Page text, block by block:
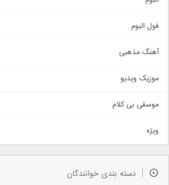
اجتماعی
حماسی
سنتی
اهنگ بندرعباسی
دمو
مذهبی
جدیدترین ها
فول البوم
آهنگ مذهبی
موزیک ویدیو
موسقی بی کلام
ویژه
دسته بندی خوانندگان